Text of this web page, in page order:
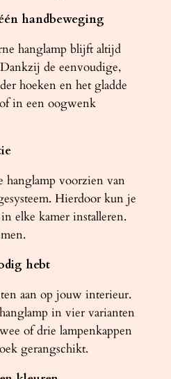
handbeweging
hanglamp blijft altijd
de eenvoudige,
hoeken en het gladde
in een oogwenk
hanglamp voorzien van
Hierdoor kun je
elke kamer installeren.
hebt
aan op jouw interieur.
in vier varianten
of drie lampenkappen
gerangschikt.